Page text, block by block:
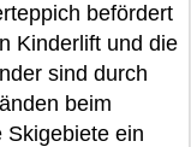
befördert
Kinderlift und die
sind durch
beim
Skigebiete ein